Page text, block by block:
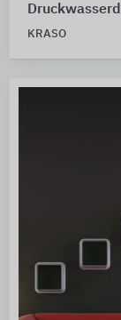
KRASO